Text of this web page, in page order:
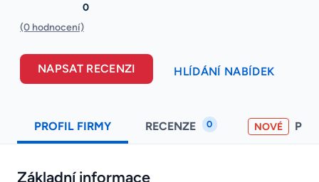
0
(0 hodnocení)
NAPSAT RECENZI HLÍDÁNÍ NABÍDEK
PROFIL FIRMY RECENZE 0 NOVÉ
Základní informace